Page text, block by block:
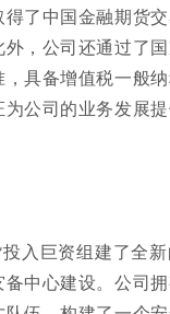
得了中国金融期货
，公司还通过了
具备增值税一般
公司的业务发展
入巨资组建了全新
备中心建设。公司